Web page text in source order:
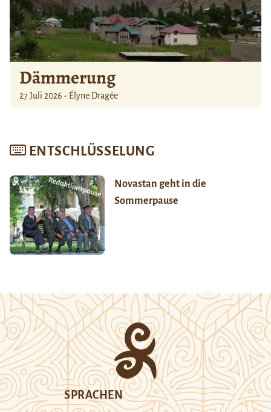
Dämmerung
27 Juli 2026 - Élyne Dragée
ENTSCHLÜSSELUNG
Novastan geht in die
Sommerpause
SPRACHEN